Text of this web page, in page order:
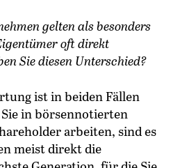
gelten als besonders
oft direkt
Sie diesen Unterschied?
ist in beiden Fällen
in börsennotierten
arbeiten, sind es
meist direkt die